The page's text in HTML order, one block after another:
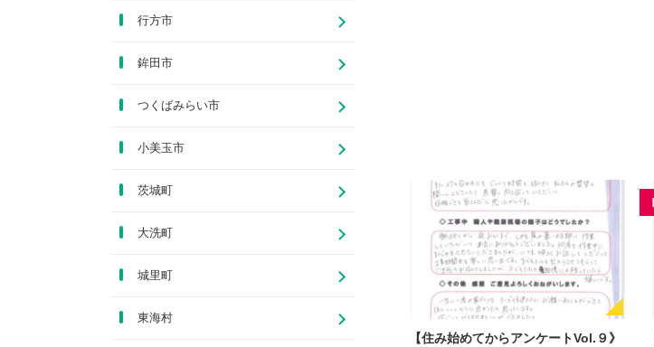
【住み始めてからアンケートVol.９》
行方市
鉾田市
つくばみらい市
小美玉市
茨城町
大洗町
城里町
東海村